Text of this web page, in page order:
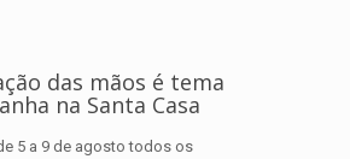
das mãos é tema
na Santa Casa
5 a 9 de agosto todos os